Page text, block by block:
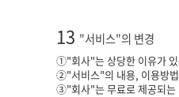
13 "서비스"의 변경
①"회사"는 상당한 이유가 있
②"서비스"의 내용, 이용방법
③"회사"는 무료로 제공되는